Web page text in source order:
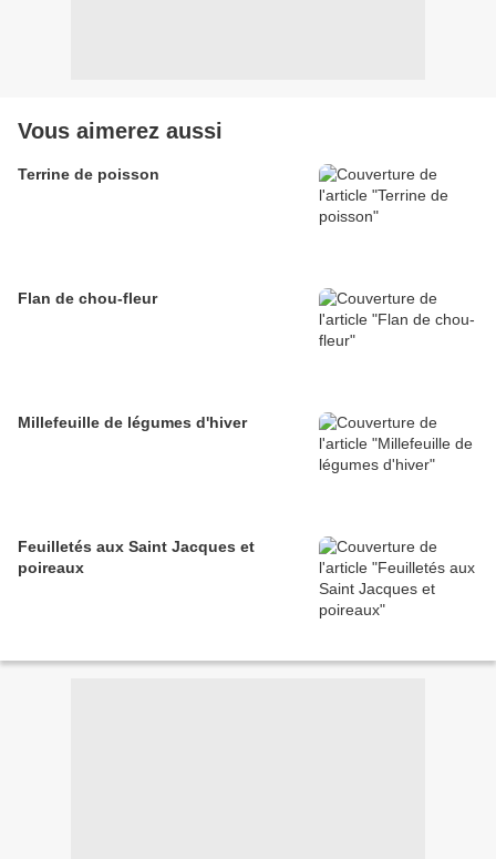
Vous aimerez aussi
Terrine de poisson
Flan de chou-fleur
Millefeuille de légumes d'hiver
Feuilletés aux Saint Jacques et
poireaux